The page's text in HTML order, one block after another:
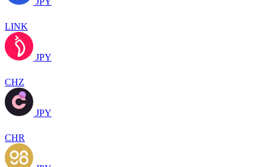
LINK
JPY
CHZ
JPY
CHR